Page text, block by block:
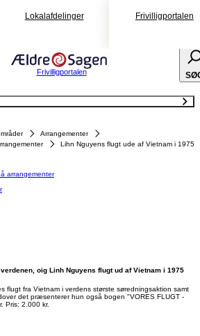
Lokalafdelinger Frivilligportalen
Frivilligportalen
Arrangementer
Lihn Nguyens flugt ude af Vietnam i 1975
arrangementer
oig Linh Nguyens flugt ud af Vietnam i 1975
flugt fra Vietnam i verdens største søredningsaktion samt
det præsenterer hun også bogen "VORES FLUGT -
Pris: 2.000 kr.